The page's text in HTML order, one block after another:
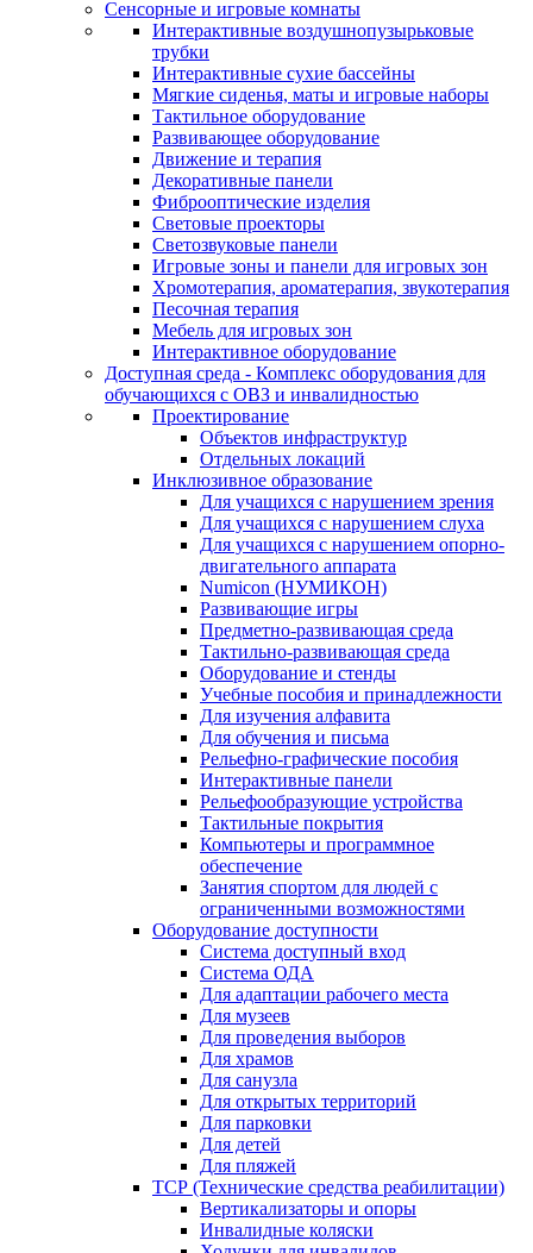
Сенсорные и игровые комнаты
Интерактивные воздушнопузырьковые
трубки
Интерактивные сухие бассейны
Мягкие сиденья, маты и игровые наборы
Тактильное оборудование
Развивающее оборудование
Движение и терапия
Декоративные панели
Фиброоптические изделия
Световые проекторы
Светозвуковые панели
Игровые зоны и панели для игровых зон
Хромотерапия, ароматерапия, звукотерапия
Песочная терапия
Мебель для игровых зон
Интерактивное оборудование
Доступная среда - Комплекс оборудования для
обучающихся с ОВЗ и инвалидностью
Проектирование
Объектов инфраструктур
Отдельных локаций
Инклюзивное образование
Для учащихся с нарушением зрения
Для учащихся с нарушением слуха
Для учащихся с нарушением опорно-
двигательного аппарата
Numicon (НУМИКОН)
Развивающие игры
Предметно-развивающая среда
Тактильно-развивающая среда
Оборудование и стенды
Учебные пособия и принадлежности
Для изучения алфавита
Для обучения и письма
Рельефно-графические пособия
Интерактивные панели
Рельефообразующие устройства
Тактильные покрытия
Компьютеры и программное
обеспечение
Занятия спортом для людей с
ограниченными возможностями
Оборудование доступности
Система доступный вход
Система ОДА
Для адаптации рабочего места
Для музеев
Для проведения выборов
Для храмов
Для санузла
Для открытых территорий
Для парковки
Для детей
Для пляжей
ТСР (Технические средства реабилитации)
Вертикализаторы и опоры
Инвалидные коляски